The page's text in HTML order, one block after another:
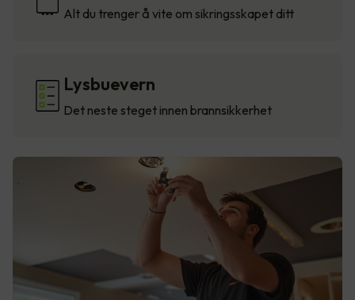
Alt du trenger å vite om sikringsskapet ditt
Lysbuevern
Det neste steget innen brannsikkerhet